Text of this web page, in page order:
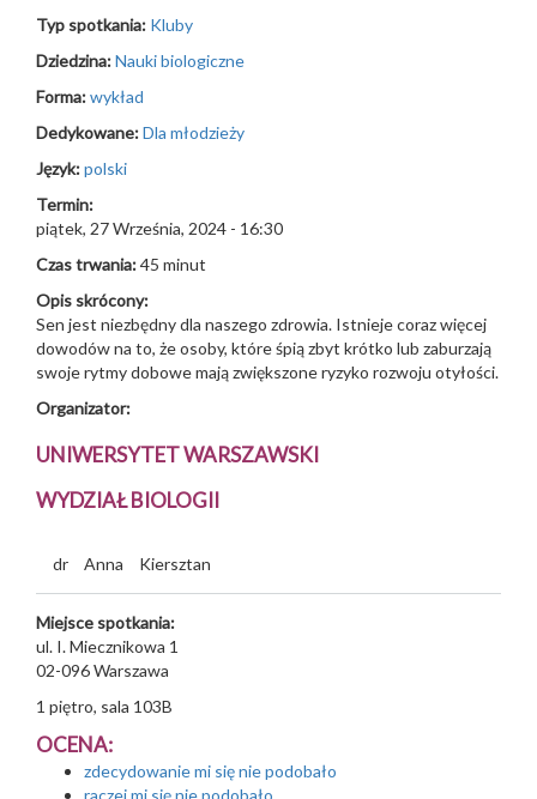
Typ spotkania: Kluby
Dziedzina:Nauki biologiczne
Forma:wykład
Dedykowane:Dla młodzieży
Język:polski
Termin:
piątek, 27 Września, 2024 - 16:30
Czas trwania:45 minut
Opis skrócony:
Sen jest niezbędny dla naszego zdrowia. Istnieje coraz więcej
dowodów na to, że osoby, które śpią zbyt krótko lub zaburzają
swoje rytmy dobowe mają zwiększone ryzyko rozwoju otyłości.
Organizator:
UNIWERSYTET WARSZAWSKI
WYDZIAŁ BIOLOGII
dr Anna Kiersztan
Miejsce spotkania:
ul. I. Miecznikowa 1
02-096Warszawa
1 piętro, sala 103B
OCENA:
zdecydowanie mi się nie podobało